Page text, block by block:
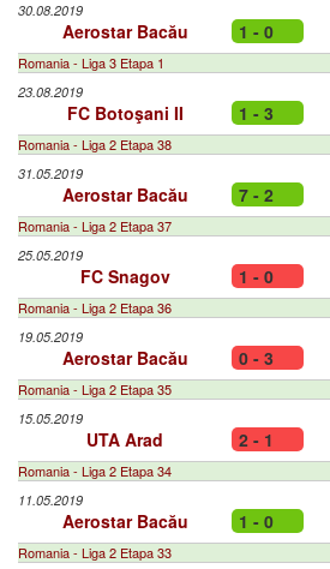
30.08.2019
Aerostar Bacău 1 - 0
Romania - Liga 3 Etapa 1
23.08.2019
FC Botoşani II 1 - 3
Romania - Liga 2 Etapa 38
31.05.2019
Aerostar Bacău 7 - 2
Romania - Liga 2 Etapa 37
25.05.2019
FC Snagov 1 - 0
Romania - Liga 2 Etapa 36
19.05.2019
Aerostar Bacău 0 - 3
Romania - Liga 2 Etapa 35
15.05.2019
UTA Arad 2 - 1
Romania - Liga 2 Etapa 34
11.05.2019
Aerostar Bacău 1 - 0
Romania - Liga 2 Etapa 33